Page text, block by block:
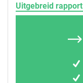
Uitgebreid rapport